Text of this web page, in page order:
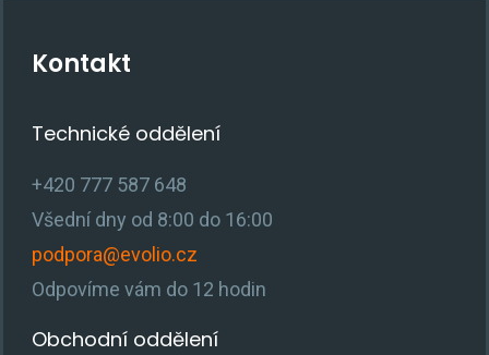
Kontakt
Technické oddělení
+420 777 587 648
Všední dny od 8:00 do 16:00
podpora@evolio.cz
Odpovíme vám do 12 hodin
Obchodní oddělení